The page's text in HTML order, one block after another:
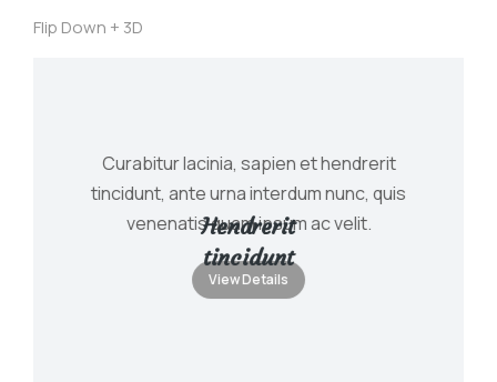
Flip Down + 3D
Hendrerit
tincidunt
Curabitur lacinia, sapien et hendrerit
tincidunt, ante urna interdum nunc, quis
venenatis quam ipsum ac velit.
View Details